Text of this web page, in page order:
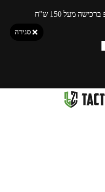
מעל 150 ש"ח
סגירה